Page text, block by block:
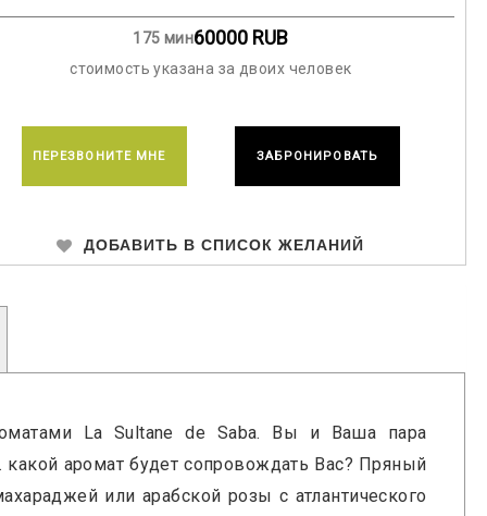
175 мин60000 RUB
стоимость указана за двоих человек
ПЕРЕЗВОНИТЕ МНЕ ЗАБРОНИРОВАТЬ
ДОБАВИТЬ В СПИСОК ЖЕЛАНИЙ
La Sultane de Saba. Вы и Ваша пара
аромат будет сопровождать Вас? Пряный
или арабской розы с атлантического